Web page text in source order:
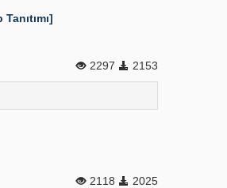
2297 2153
2118 2025